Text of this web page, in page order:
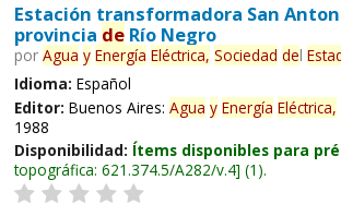
Estación transformadora San
provincia deRío Negro
por Agua y Energía Eléctrica, Sociedad del
Idioma: Español
Editor: Buenos Aires: Agua y Energía Eléctrica,
1988
Disponibilidad: Ítems disponibles para
topográfica: 621.374.5/A282/v.4 (1).